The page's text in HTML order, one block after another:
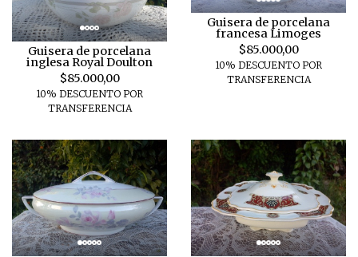
Guisera de porcelana
inglesa Royal Doulton
$85.000,00
10% DESCUENTO POR
TRANSFERENCIA
Guisera de porcelana
francesa Limoges
$85.000,00
10% DESCUENTO POR
TRANSFERENCIA